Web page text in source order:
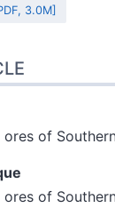
3.0M]
ores of
ores of